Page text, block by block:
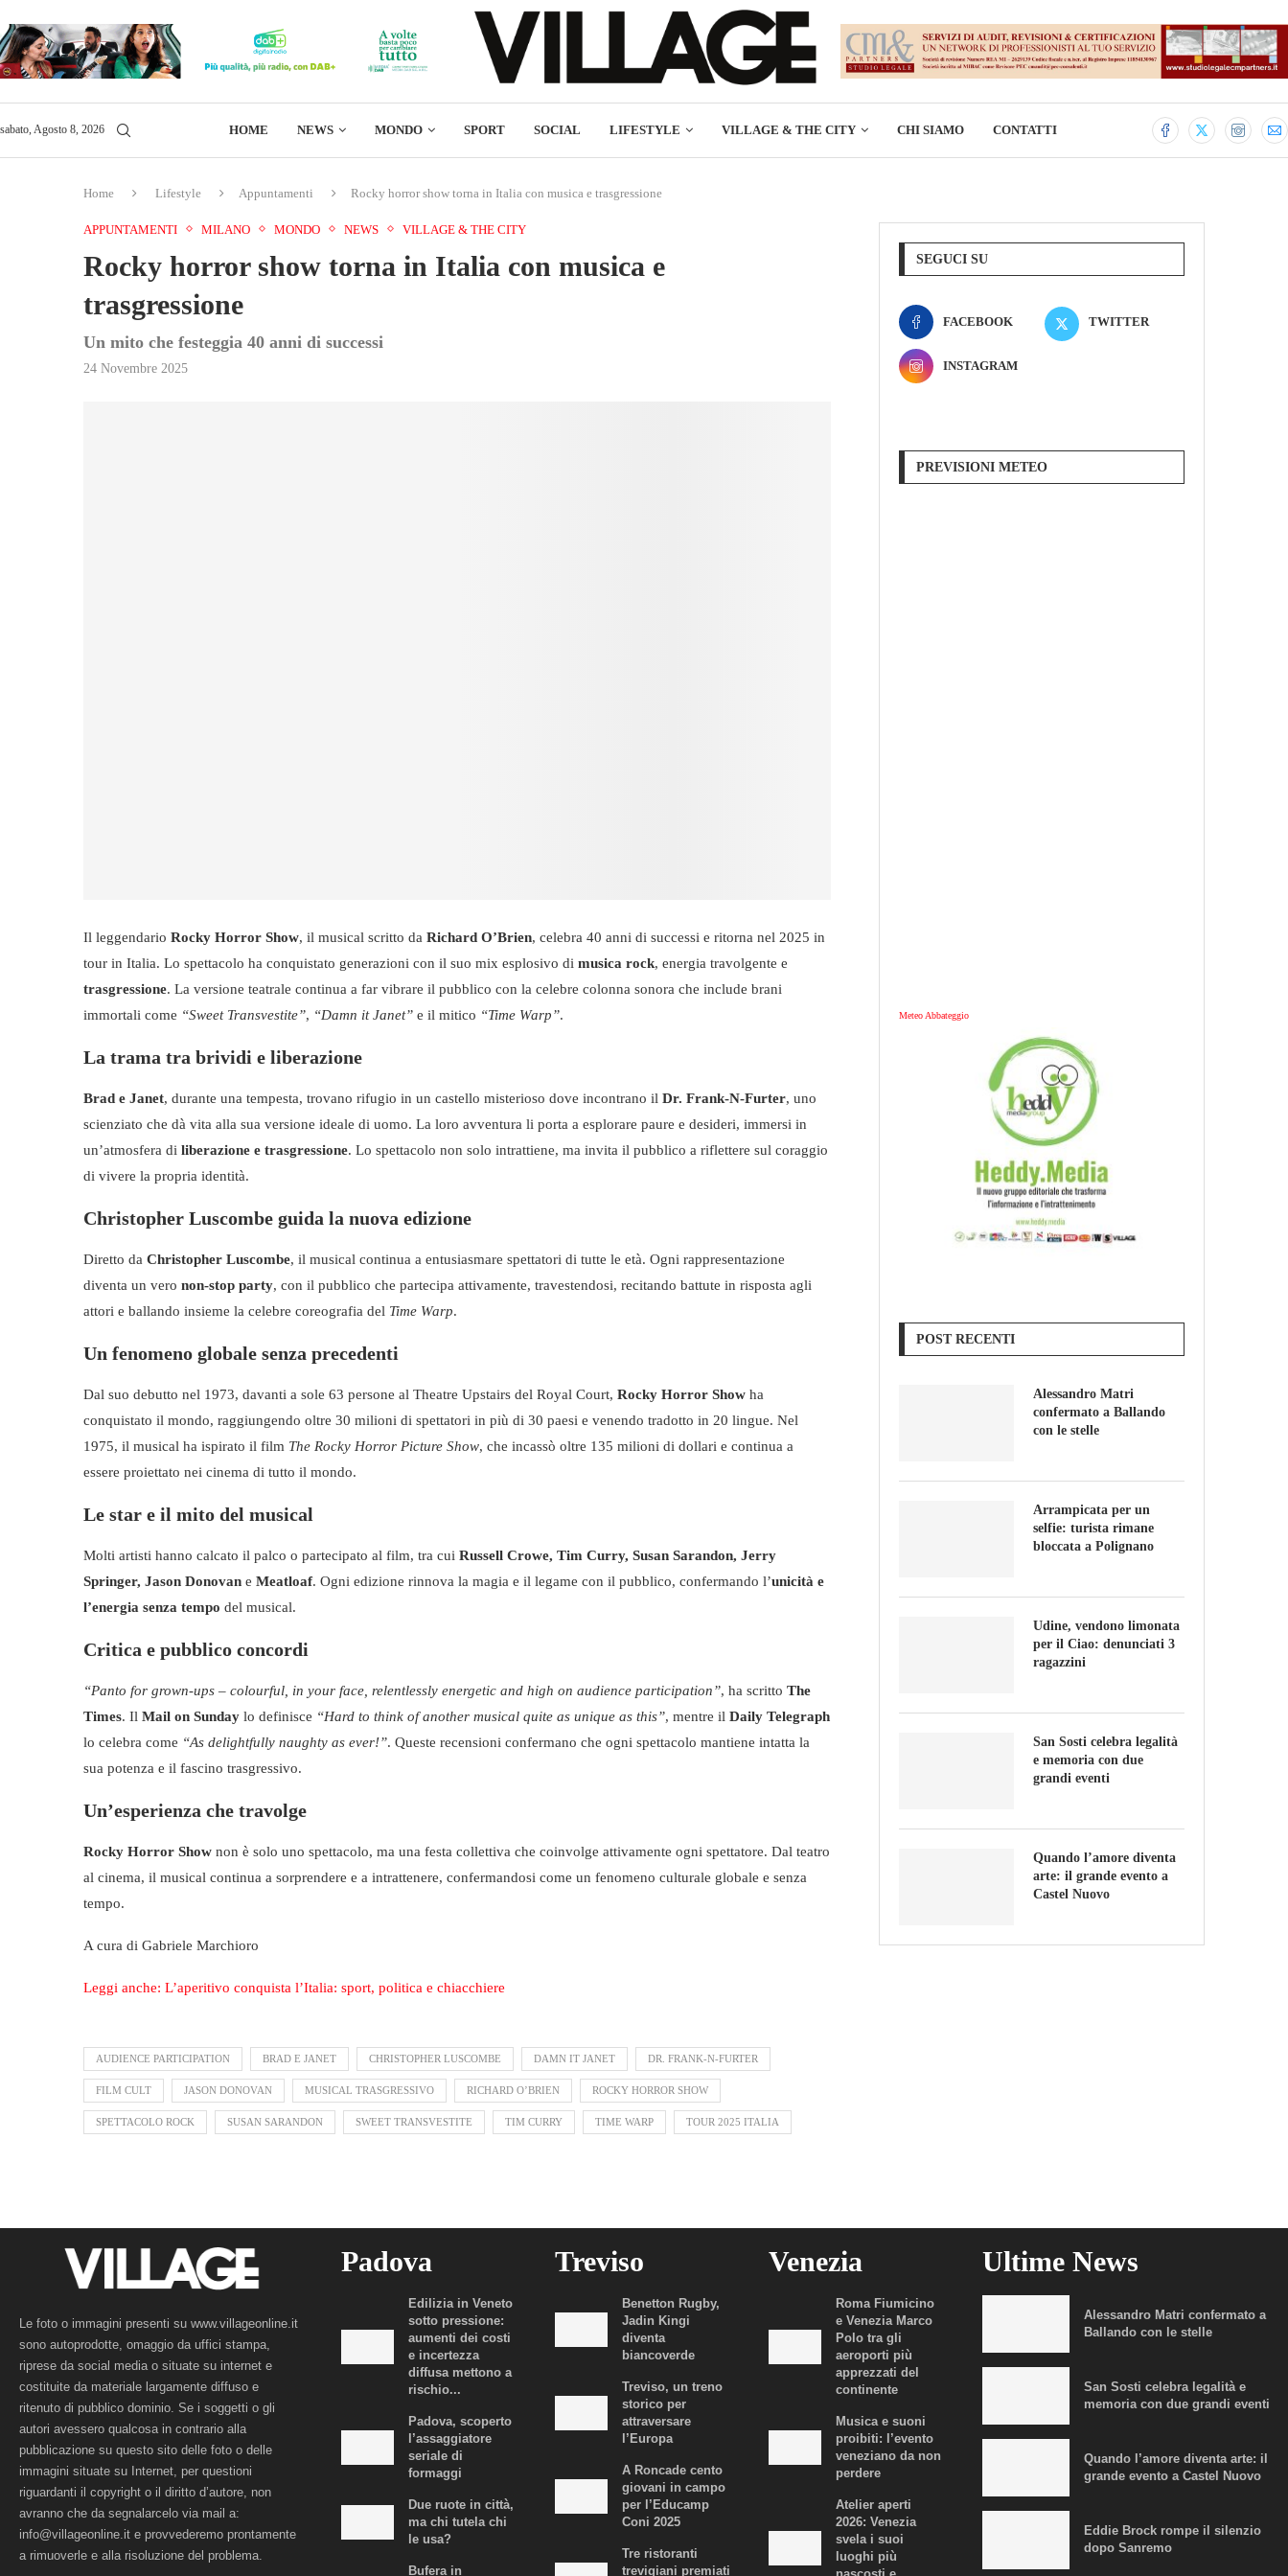
sabato, Agosto 8, 2026 HOME NEWS MONDO SPORT SOCIAL LIFESTYLE VILLAGE & THE CITY CHI SIAMO CONTATTI
Home Lifestyle Appuntamenti Rocky horror show torna in Italia con musica e trasgressione
APPUNTAMENTI MILANO MONDO NEWS VILLAGE & THE CITY
Rocky horror show torna in Italia con musica e
trasgressione
Un mito che festeggia 40 anni di successi
24 Novembre 2025
Il leggendario Rocky Horror Show, il musical scritto da Richard O’Brien, celebra 40 anni di successi e ritorna nel 2025 in
tour in Italia. Lo spettacolo ha conquistato generazioni con il suo mix esplosivo di musica rock, energia travolgente e
trasgressione. La versione teatrale continua a far vibrare il pubblico con la celebre colonna sonora che include brani
immortali come “Sweet Transvestite”, “Damn it Janet” e il mitico “Time Warp”.
La trama tra brividi e liberazione
Brad e Janet, durante una tempesta, trovano rifugio in un castello misterioso dove incontrano il Dr. Frank-N-Furter, uno
scienziato che dà vita alla sua versione ideale di uomo. La loro avventura li porta a esplorare paure e desideri, immersi in
un’atmosfera di liberazione e trasgressione. Lo spettacolo non solo intrattiene, ma invita il pubblico a riflettere sul coraggio
di vivere la propria identità.
Christopher Luscombe guida la nuova edizione
Diretto da Christopher Luscombe, il musical continua a entusiasmare spettatori di tutte le età. Ogni rappresentazione
diventa un vero non-stop party, con il pubblico che partecipa attivamente, travestendosi, recitando battute in risposta agli
attori e ballando insieme la celebre coreografia del Time Warp.
Un fenomeno globale senza precedenti
Dal suo debutto nel 1973, davanti a sole 63 persone al Theatre Upstairs del Royal Court, Rocky Horror Show ha
conquistato il mondo, raggiungendo oltre 30 milioni di spettatori in più di 30 paesi e venendo tradotto in 20 lingue. Nel
1975, il musical ha ispirato il film The Rocky Horror Picture Show, che incassò oltre 135 milioni di dollari e continua a
essere proiettato nei cinema di tutto il mondo.
Le star e il mito del musical
Molti artisti hanno calcato il palco o partecipato al film, tra cui Russell Crowe, Tim Curry, Susan Sarandon, Jerry
Springer, Jason Donovan e Meatloaf. Ogni edizione rinnova la magia e il legame con il pubblico, confermando l’unicità e
l’energia senza tempo del musical.
Critica e pubblico concordi
“Panto for grown-ups – colourful, in your face, relentlessly energetic and high on audience participation”, ha scritto The
Times. Il Mail on Sunday lo definisce “Hard to think of another musical quite as unique as this”, mentre il Daily Telegraph
lo celebra come “As delightfully naughty as ever!”. Queste recensioni confermano che ogni spettacolo mantiene intatta la
sua potenza e il fascino trasgressivo.
Un’esperienza che travolge
Rocky Horror Show non è solo uno spettacolo, ma una festa collettiva che coinvolge attivamente ogni spettatore. Dal teatro
al cinema, il musical continua a sorprendere e a intrattenere, confermandosi come un fenomeno culturale globale e senza
tempo.
A cura di Gabriele Marchioro
Leggi anche: L’aperitivo conquista l’Italia: sport, politica e chiacchiere
AUDIENCE PARTICIPATION BRAD E JANET CHRISTOPHER LUSCOMBE DAMN IT JANET DR. FRANK-N-FURTER
FILM CULT JASON DONOVAN MUSICAL TRASGRESSIVO RICHARD O’BRIEN ROCKY HORROR SHOW
SPETTACOLO ROCK SUSAN SARANDON SWEET TRANSVESTITE TIM CURRY TIME WARP TOUR 2025 ITALIA
SEGUCI SU
FACEBOOK TWITTER
INSTAGRAM
PREVISIONI METEO
Meteo Abbateggio
POST RECENTI
Alessandro Matri
confermato a Ballando
con le stelle
Arrampicata per un
selfie: turista rimane
bloccata a Polignano
Udine, vendono limonata
per il Ciao: denunciati 3
ragazzini
San Sosti celebra legalità
e memoria con due
grandi eventi
Quando l’amore diventa
arte: il grande evento a
Castel Nuovo
Le foto o immagini presenti su www.villageonline.it
sono autoprodotte, omaggio da uffici stampa,
riprese da social media o situate su internet e
costituite da materiale largamente diffuso e
ritenuto di pubblico dominio. Se i soggetti o gli
autori avessero qualcosa in contrario alla
pubblicazione su questo sito delle foto o delle
immagini situate su Internet, per questioni
riguardanti il copyright o il diritto d’autore, non
avranno che da segnalarcelo via mail a:
info@villageonline.it e provvederemo prontamente
a rimuoverle e alla risoluzione del problema.
Padova
Edilizia in Veneto
sotto pressione:
aumenti dei costi
e incertezza
diffusa mettono a
rischio...
Padova, scoperto
l’assaggiatore
seriale di
formaggi
Due ruote in città,
ma chi tutela chi
le usa?
Bufera in
Treviso
Benetton Rugby,
Jadin Kingi
diventa
biancoverde
Treviso, un treno
storico per
attraversare
l’Europa
A Roncade cento
giovani in campo
per l’Educamp
Coni 2025
Tre ristoranti
trevigiani premiati
Venezia
Roma Fiumicino
e Venezia Marco
Polo tra gli
aeroporti più
apprezzati del
continente
Musica e suoni
proibiti: l’evento
veneziano da non
perdere
Atelier aperti
2026: Venezia
svela i suoi
luoghi più
Ultime News
Alessandro Matri confermato a
Ballando con le stelle
San Sosti celebra legalità e
memoria con due grandi eventi
Quando l’amore diventa arte: il
grande evento a Castel Nuovo
Eddie Brock rompe il silenzio
dopo Sanremo